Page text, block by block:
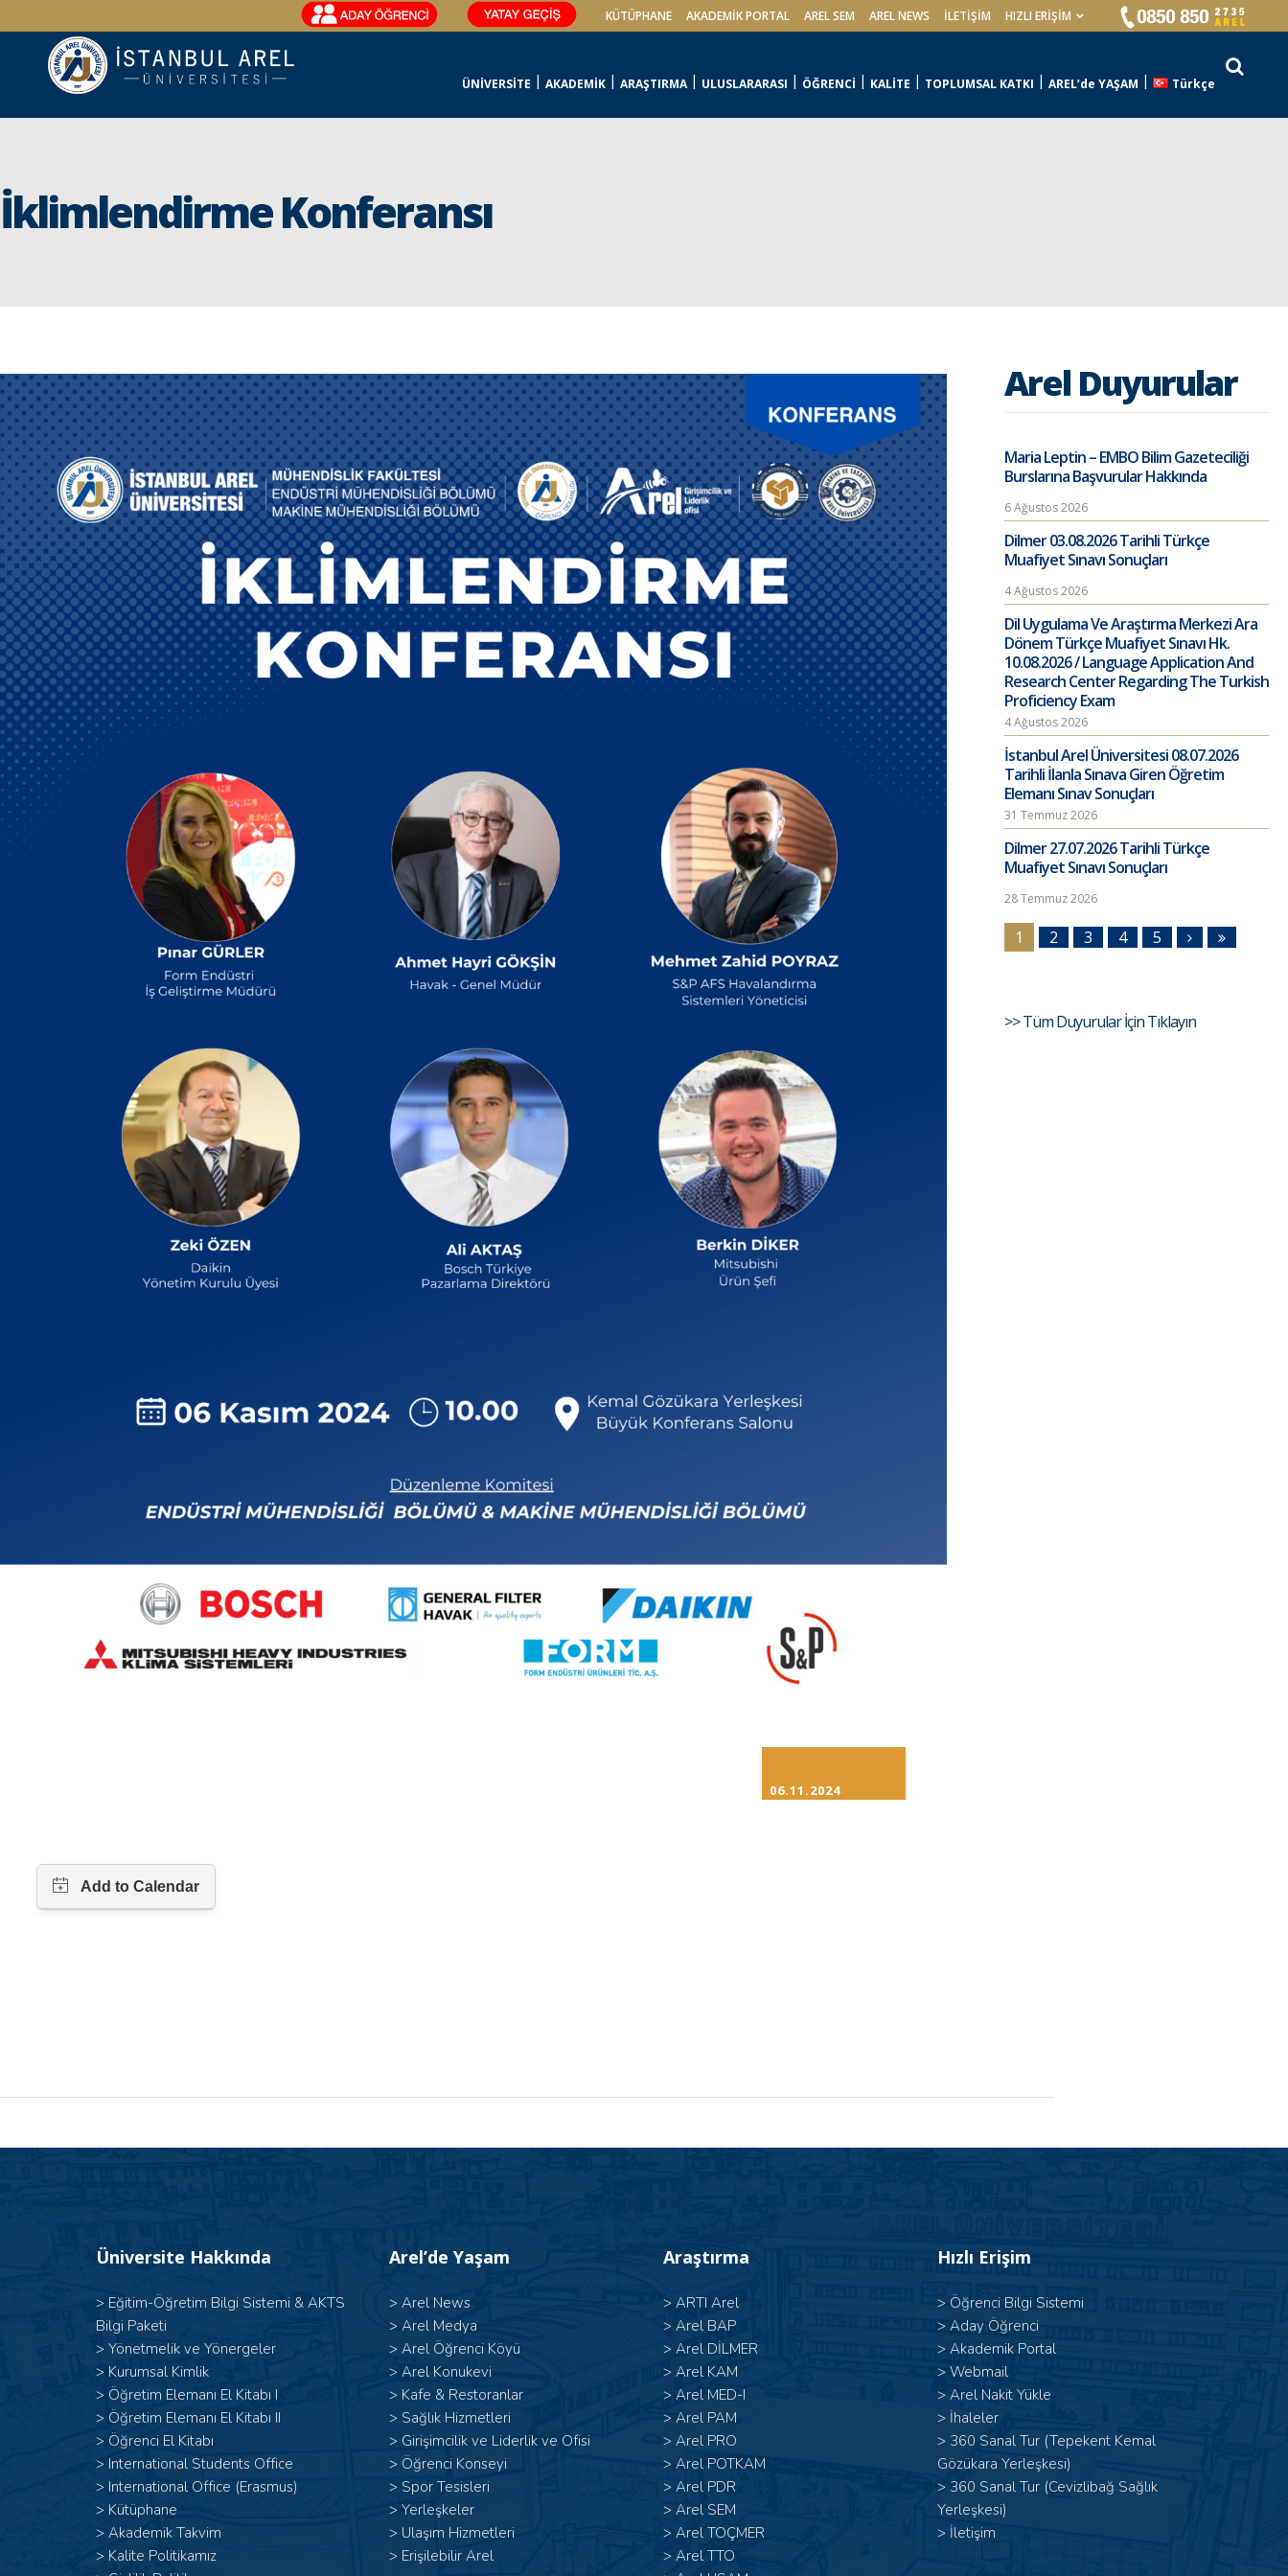
KÜTÜPHANE AKADEMİK PORTAL AREL SEM AREL NEWS İLETIŞIM HIZLI ERİŞİM
ÜNİVERSİTE AKADEMİK ARAŞTIRMA ULUSLARARASI ÖĞRENCİ KALİTE TOPLUMSAL KATKI AREL’de YAŞAM Türkçe
İklimlendirme Konferansı
06.11.2024
Arel Duyurular
Maria Leptin – EMBO Bilim Gazeteciliği
Burslarına Başvurular Hakkında
6 Ağustos 2026
Dilmer 03.08.2026 Tarihli Türkçe
Muafiyet Sınavı Sonuçları
4 Ağustos 2026
Dil Uygulama Ve Araştırma Merkezi Ara
Dönem Türkçe Muafiyet Sınavı Hk.
10.08.2026 / Language Application And
Research Center Regarding The Turkish
Proficiency Exam
4 Ağustos 2026
İstanbul Arel Üniversitesi 08.07.2026
Tarihli İlanla Sınava Giren Öğretim
Elemanı Sınav Sonuçları
31 Temmuz 2026
Dilmer 27.07.2026 Tarihli Türkçe
Muafiyet Sınavı Sonuçları
28 Temmuz 2026
1 2 3 4 5
>> Tüm Duyurular İçin Tıklayın
Üniversite Hakkında
> Eğitim-Öğretim Bilgi Sistemi & AKTS
Bilgi Paketi
> Yönetmelik ve Yönergeler
> Kurumsal Kimlik
> Öğretim Elemanı El Kitabı I
> Öğretim Elemanı El Kitabı II
> Öğrenci El Kitabı
> International Students Office
> International Office (Erasmus)
> Kütüphane
> Akademik Takvim
> Kalite Politikamız
Arel’de Yaşam
> Arel News
> Arel Medya
> Arel Öğrenci Köyü
> Arel Konukevi
> Kafe & Restoranlar
> Sağlık Hizmetleri
> Girişimcilik ve Liderlik ve Ofisi
> Öğrenci Konseyi
> Spor Tesisleri
> Yerleşkeler
> Ulaşım Hizmetleri
> Erişilebilir Arel
Araştırma
> ARTI Arel
> Arel BAP
> Arel DİLMER
> Arel KAM
> Arel MED-I
> Arel PAM
> Arel PRO
> Arel POTKAM
> Arel PDR
> Arel SEM
> Arel TOÇMER
> Arel TTO
Hızlı Erişim
> Öğrenci Bilgi Sistemi
> Aday Öğrenci
> Akademik Portal
> Webmail
> Arel Nakit Yükle
> İhaleler
> 360 Sanal Tur (Tepekent Kemal
Gözükara Yerleşkesi)
> 360 Sanal Tur (Cevizlibağ Sağlık
Yerleşkesi)
> İletişim